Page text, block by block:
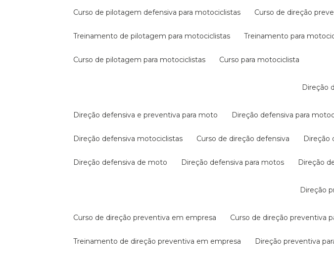
curso de pilotagem defensiva para motociclistas curso de direção
treinamento de pilotagem para motociclistas treinamento para
curso de pilotagem para motociclistas curso para motociclista
direção
direção defensiva e preventiva para moto direção defensiva para
direção defensiva motociclistas curso de direção defensiva
direção defensiva de moto direção defensiva para motos direção
direção
curso de direção preventiva em empresa curso de direção preventiva
treinamento de direção preventiva em empresa direção preventiva